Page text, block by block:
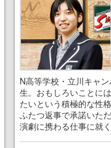
N高等学校・立川キャ
生。おもしろいことに
たいという積極的な性
ふたつ返事で承諾いた
演劇に携わる仕事に就く